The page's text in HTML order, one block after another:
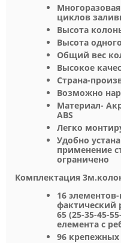
циклов
Высота
Высота
Общий вес
Высокое
Страна-
Возможно
Материал-
ABS
Легко
Удобно
применение
ограничено
Комплектация
16
фактический
65 (25-35-45-
елемента с
96 крепежных